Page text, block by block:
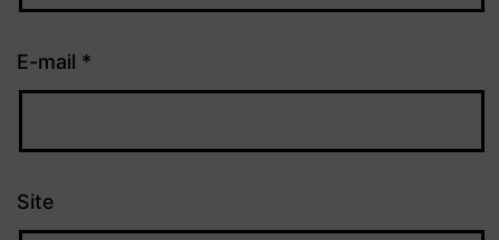
E-mail *
Site